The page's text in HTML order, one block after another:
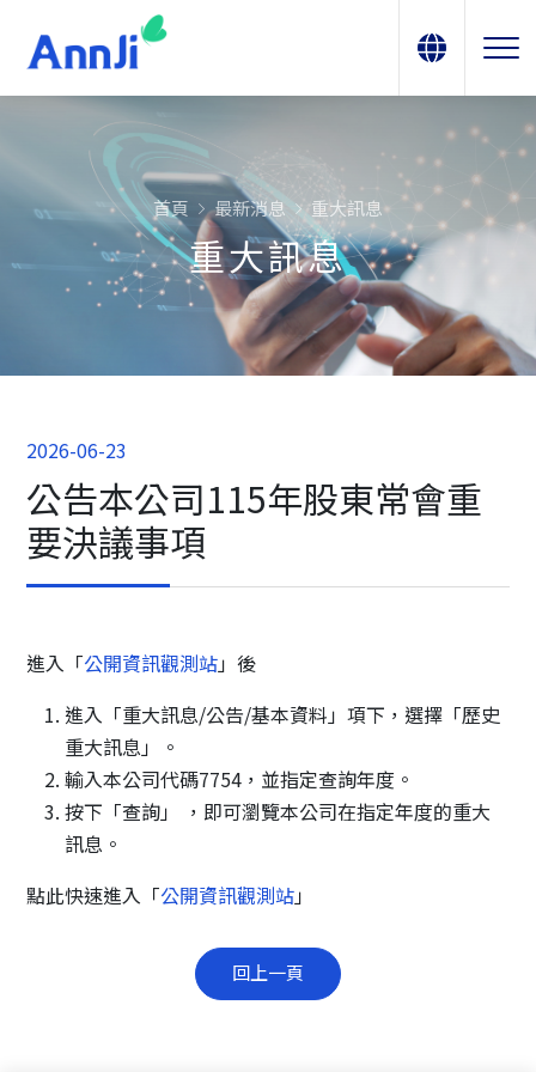
首頁 最新消息 重大訊息
重大訊息
2026-06-23
公告本公司115年股東常會重
要決議事項
進入「公開資訊觀測站」後
進入「重大訊息/公告/基本資料」項下，選擇「歷史
重大訊息」。
輸入本公司代碼7754，並指定查詢年度。
按下「查詢」 ，即可瀏覽本公司在指定年度的重大
訊息。
點此快速進入「公開資訊觀測站」
回上一頁